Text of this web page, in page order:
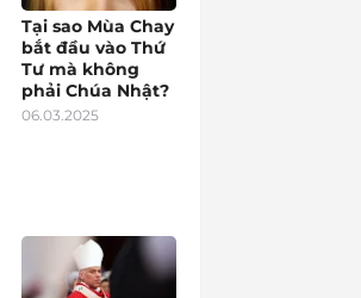
Tại sao Mùa Chay
bắt đầu vào Thứ
Tư mà không
phải Chúa Nhật?
06.03.2025